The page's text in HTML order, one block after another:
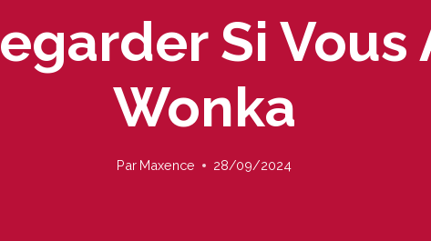
Si Vous
Wonka
Par Maxence 28/09/2024